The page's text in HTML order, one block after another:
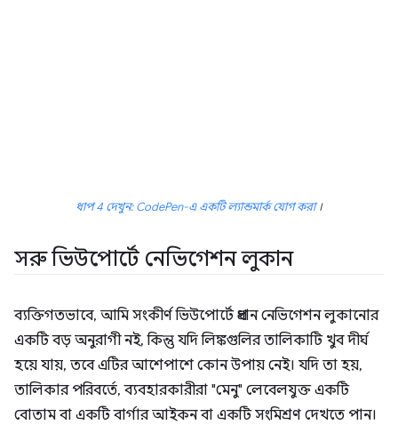
ধাপ 4 দেখুন: CodePen-এ একটি ল্যান্ডমার্ক যোগ করা।
সরু ভিউপোর্টে নেভিগেশন লুকান
ব্যক্তিগতভাবে, আমি সংকীর্ণ ভিউপোর্টে প্রধান নেভিগেশন লুকানোর
একটি বড় অনুরাগী নই, কিন্তু যদি লিঙ্কগুলির তালিকাটি খুব দীর্ঘ
হয়ে যায়, তবে এটির আশেপাশে কোন উপায় নেই। যদি তা হয়,
তালিকার পরিবর্তে, ব্যবহারকারীরা "মেনু" লেবেলযুক্ত একটি
বোতাম বা একটি বার্গার আইকন বা একটি সংমিশ্রণ দেখতে পান।